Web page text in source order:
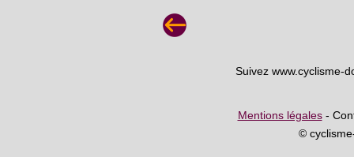
Suivez www.cyclisme-
Mentions légales-
©